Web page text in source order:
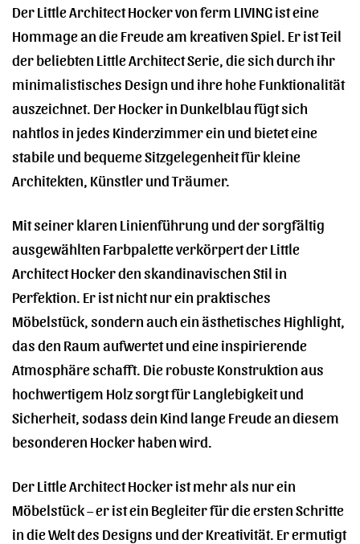
Der Little Architect Hocker von ferm LIVING ist eine
Hommage an die Freude am kreativen Spiel. Er ist Teil
der beliebten Little Architect Serie, die sich durch ihr
minimalistisches Design und ihre hohe Funktionalität
auszeichnet. Der Hocker in Dunkelblau fügt sich
nahtlos in jedes Kinderzimmer ein und bietet eine
stabile und bequeme Sitzgelegenheit für kleine
Architekten, Künstler und Träumer.
Mit seiner klaren Linienführung und der sorgfältig
ausgewählten Farbpalette verkörpert der Little
Architect Hocker den skandinavischen Stil in
Perfektion. Er ist nicht nur ein praktisches
Möbelstück, sondern auch ein ästhetisches Highlight,
das den Raum aufwertet und eine inspirierende
Atmosphäre schafft. Die robuste Konstruktion aus
hochwertigem Holz sorgt für Langlebigkeit und
Sicherheit, sodass dein Kind lange Freude an diesem
besonderen Hocker haben wird.
Der Little Architect Hocker ist mehr als nur ein
Möbelstück – er ist ein Begleiter für die ersten Schritte
in die Welt des Designs und der Kreativität. Er ermutigt